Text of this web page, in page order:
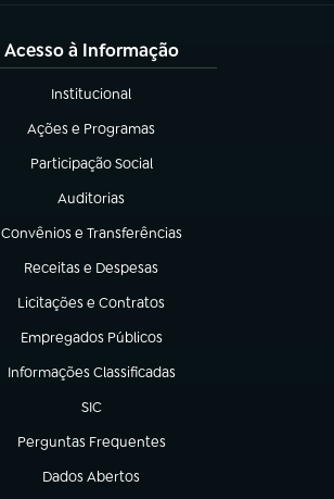
Acesso à Informação
Institucional
(abre em nova aba)
Ações e Programas
(abre em nova aba)
Participação Social
(abre em nova aba)
Auditorias
(abre em nova aba)
Convênios e Transferências
(abre em nova aba)
Receitas e Despesas
(abre em nova aba)
Licitações e Contratos
(abre em nova aba)
Empregados Públicos
(abre em nova aba)
Informações Classificadas
(abre em nova aba)
SIC
(abre em nova aba)
Perguntas Frequentes
(abre em nova aba)
Dados Abertos
(abre em nova aba)